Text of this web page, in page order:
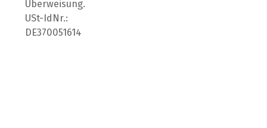
Überweisung.
USt-IdNr.:
DE370051614